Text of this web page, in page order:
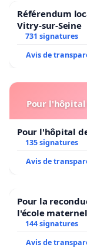
crimes les
victimes des
l’espace
crimes les
populations
selon l’origine
où les
d’ «
islamo-
précisément
ces crimes et
Référendum
Vitry-sur-Seine
731 signatures
Avis de
Pour l'hôpital
Pour l'hôpital
135 signatures
Avis de
Pour la
l'école
2026/2027
144 signatures
Avis de